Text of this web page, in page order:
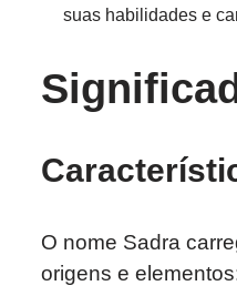
suas habilidades e
O nome Sadra
origens e